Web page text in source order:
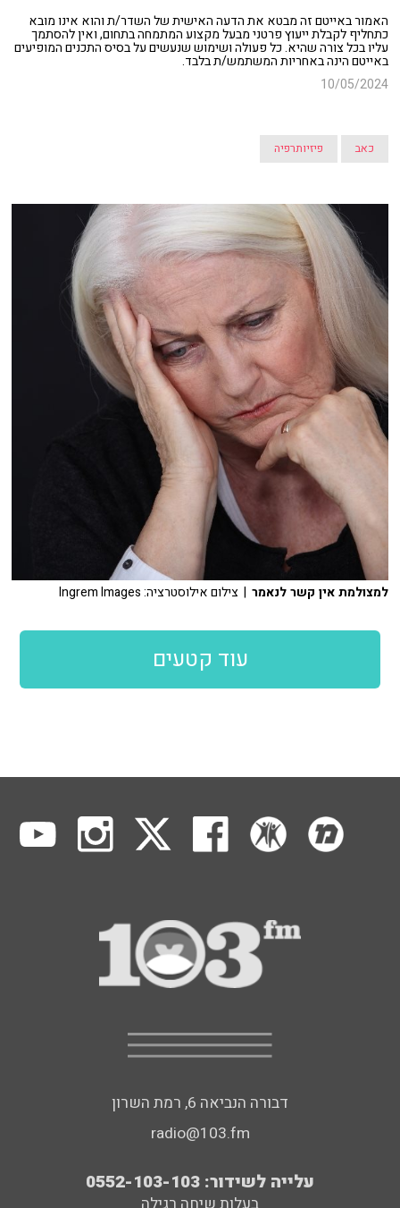
האמור באייטם זה מבטא את הדעה האישית של השדר/ת והוא אינו מובא
כתחליף לקבלת ייעוץ פרטני מבעל מקצוע המתמחה בתחום, ואין להסתמך
עליו בכל צורה שהיא. כל פעולה ושימוש שנעשים על בסיס התכנים המופיעים
באייטם הינה באחריות המשתמש/ת בלבד.
10/05/2024
כאב פיזיותרפיה
למצולמת אין קשר לנאמר | צילום אילוסטרציה: Ingrem Images
עוד קטעים
דבורה הנביאה 6, רמת השרון
radio@103.fm
עלייה לשידור: 0552-103-103